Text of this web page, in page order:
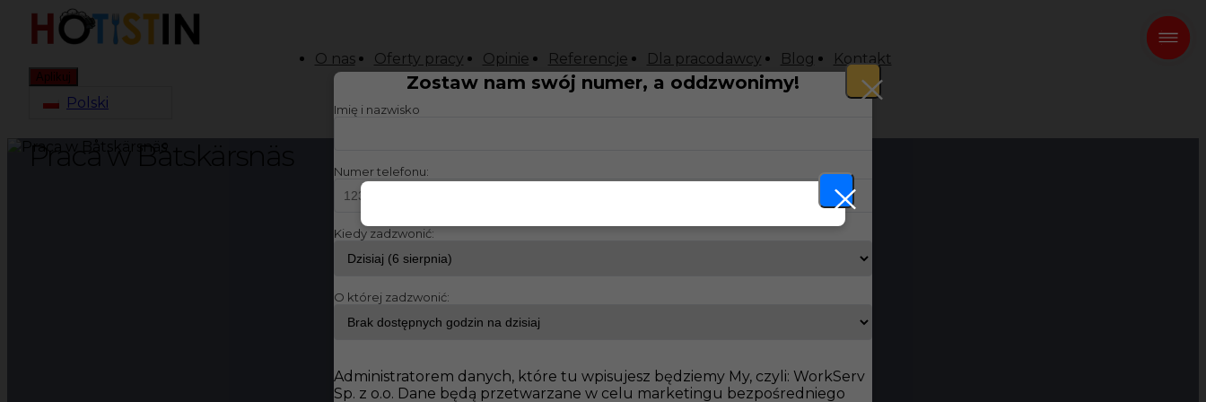
O nas Oferty pracy Opinie Referencje Dla pracodawcy Blog Kontakt
Aplikuj
Polski
Zostaw nam swój numer, a oddzwonimy!
Imię i nazwisko
Numer telefonu:
Kiedy zadzwonić:
O której zadzwonić:
Administratorem danych, które tu wpisujesz będziemy My, czyli: WorkServ
Sp. z o.o. Dane będą przetwarzane w celu marketingu bezpośredniego